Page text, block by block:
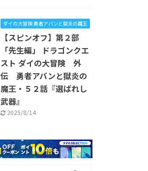
ダイの大冒険 勇者アバンと獄炎の魔王
【スピンオフ】第２部
「先生編」 ドラゴンクエ
スト ダイの大冒険 外
伝 勇者アバンと獄炎の
魔王・５２話『選ばれし
武器』
2025/8/14